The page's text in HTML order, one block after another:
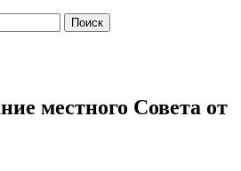
местного Совета от